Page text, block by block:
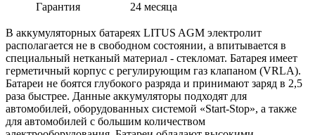
Гарантия
24 месяца
В аккумуляторных батареях LITUS AGM электролит
располагается не в свободном состоянии, а впитывается в
специальный нетканый материал - стекломат. Батарея имеет
герметичный корпус с регулирующим газ клапаном (VRLA).
Батареи не боятся глубокого разряда и принимают заряд в 2,5
раза быстрее. Данные аккумуляторы подходят для
автомобилей, оборудованных системой «Start-Stop», а также
для автомобилей с большим количеством